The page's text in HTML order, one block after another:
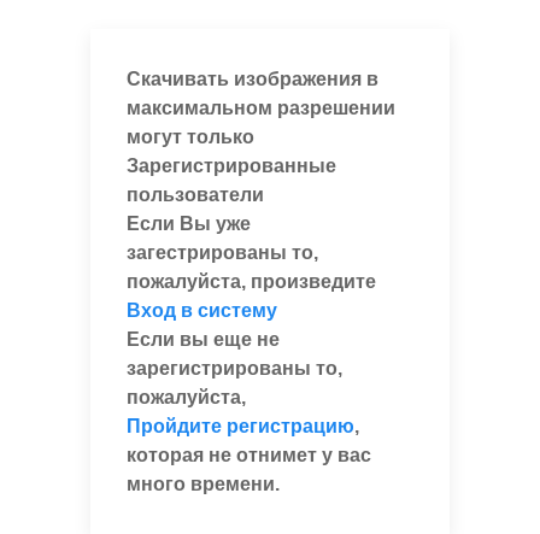
Скачивать изображения в
максимальном разрешении
могут только
Зарегистрированные
пользователи
Если Вы уже
загестрированы то,
пожалуйста, произведите
Вход в систему
Если вы еще не
зарегистрированы то,
пожалуйста,
Пройдите регистрацию,
которая не отнимет у вас
много времени.